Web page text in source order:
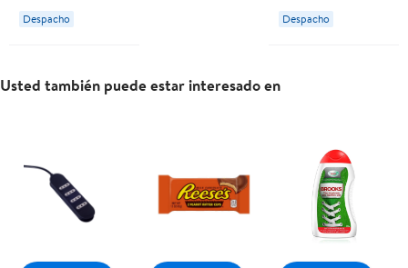
Pollo Con
Salmón Al Jugo
Animal Planet
Despacho
Pechuga De
Pollo Con
Animal Planet
Despacho
Usted también puede estar interesado en